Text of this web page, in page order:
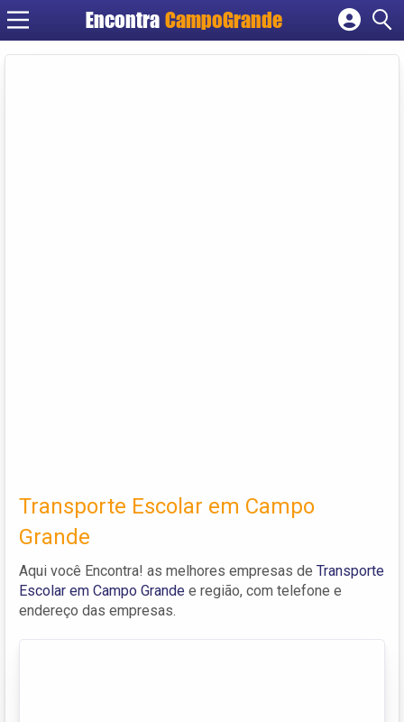
Encontra CampoGrande
Cadastrar empresa
Transporte Escolar em Campo
Grande
Aqui você Encontra! as melhores empresas de Transporte
Escolar em Campo Grande e região, com telefone e
endereço das empresas.